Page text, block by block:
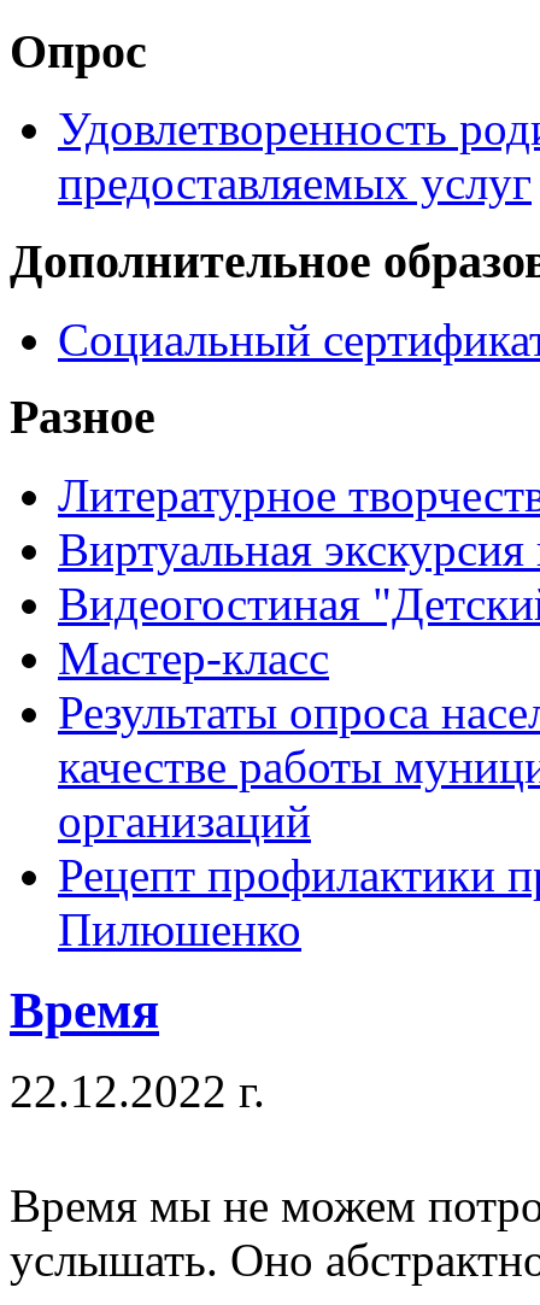
Опрос
Удовлетворенность
предоставляемых услуг
Дополнительное
Социальный
Разное
Литературное
Виртуальная
Видеогостиная
Мастер-класс
Результаты опроса
качестве работы
организаций
Рецепт профилактики
Пилюшенко
Время
22.12.2022 г.
Время мы не можем
услышать. Оно